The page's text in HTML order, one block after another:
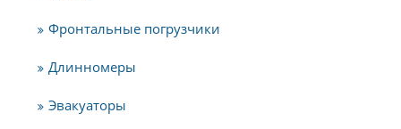
Фронтальные погрузчики
Длинномеры
Эвакуаторы